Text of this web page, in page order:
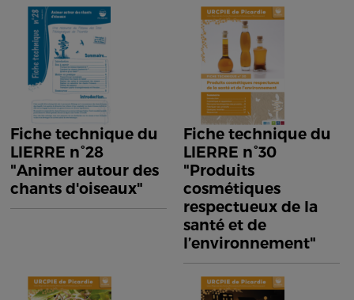
Fiche technique du
LIERRE n°28
"Animer autour des
chants d'oiseaux"
Fiche technique du
LIERRE n°30
"Produits
cosmétiques
respectueux de la
santé et de
l’environnement"